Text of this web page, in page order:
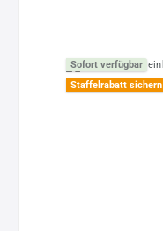
Sofort verfügbar
Staffelrabatt sichern